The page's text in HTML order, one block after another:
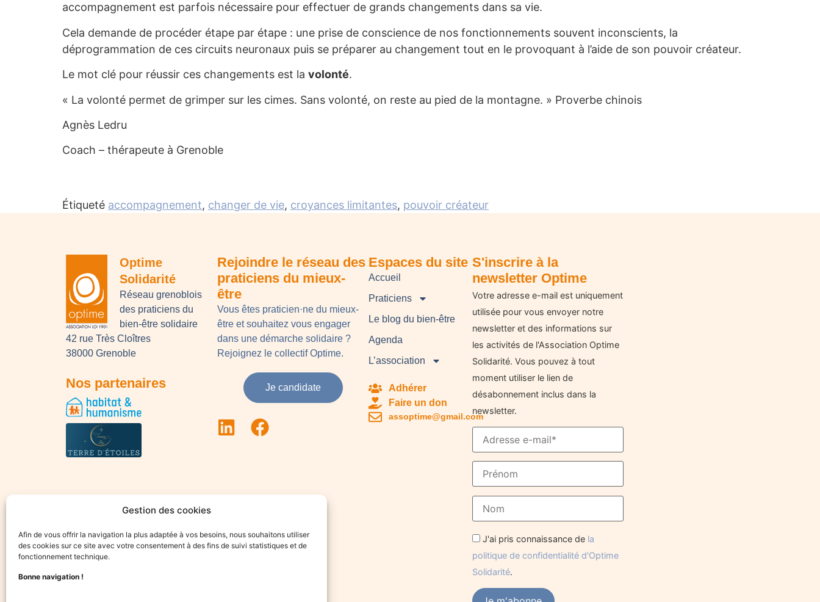
Gestion des cookies
Afin de vous offrir la navigation la plus adaptée à vos besoins, nous souhaitons utiliser
des cookies sur ce site avec votre consentement à des fins de suivi statistiques et de
fonctionnement technique.
Bonne navigation !
accompagnement est parfois nécessaire pour effectuer de grands changements dans sa vie.
Cela demande de procéder étape par étape : une prise de conscience de nos fonctionnements souvent inconscients, la
déprogrammation de ces circuits neuronaux puis se préparer au changement tout en le provoquant à l’aide de son pouvoir créateur.
Le mot clé pour réussir ces changements est la volonté.
« La volonté permet de grimper sur les cimes. Sans volonté, on reste au pied de la montagne. » Proverbe chinois
Agnès Ledru
Coach – thérapeute à Grenoble
Étiqueté accompagnement, changer de vie, croyances limitantes, pouvoir créateur
Optime
Solidarité
Réseau grenoblois
des praticiens du
bien-être solidaire
42 rue Très Cloîtres
38000 Grenoble
Nos partenaires
Rejoindre le réseau des
praticiens du mieux-
être
Vous êtes praticien·ne du mieux-
être et souhaitez vous engager
dans une démarche solidaire ?
Rejoignez le collectif Optime.
Je candidate
Espaces du site
Accueil
Praticiens
Le blog du bien-être
Agenda
L’association
Adhérer
Faire un don
assoptime@gmail.com
S'inscrire à la
newsletter Optime
Votre adresse e-mail est uniquement
utilisée pour vous envoyer notre
newsletter et des informations sur
les activités de l'Association Optime
Solidarité. Vous pouvez à tout
moment utiliser le lien de
désabonnement inclus dans la
newsletter.
J'ai pris connaissance de la
politique de confidentialité d'Optime
Solidarité.